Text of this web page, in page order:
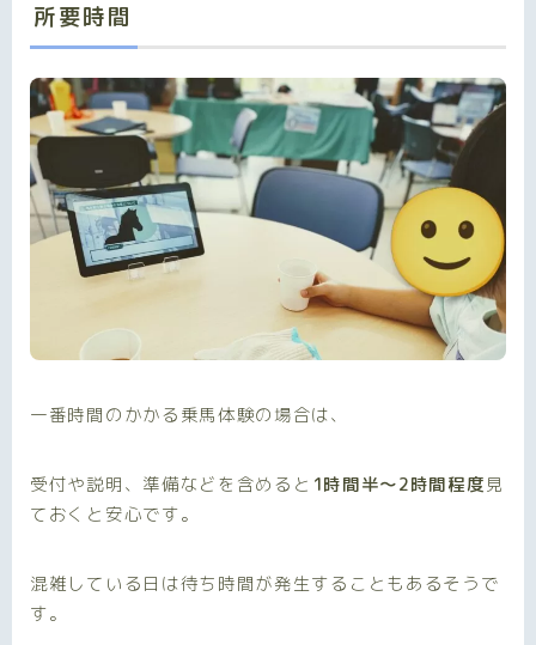
所要時間
一番時間のかかる乗馬体験の場合は、
受付や説明、準備などを含めると 1時間半〜2時間程度見
ておくと安心です。
混雑している日は待ち時間が発生することもあるそうで
す。